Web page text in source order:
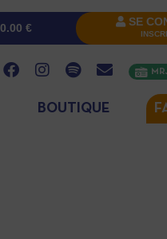
0.00 € SE
BOUTIQUE